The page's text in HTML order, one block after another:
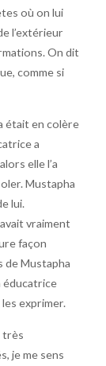
où on lui
l’extérieur
On dit
comme si
était en colère
a
elle l’a
Mustapha
lui.
vraiment
façon
de Mustapha
éducatrice
exprimer.
très
je me sens